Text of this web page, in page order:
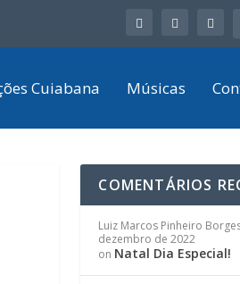
Cuiabana Músicas
COMENTÁRIOS
Luiz Marcos Pinheiro
dezembro de 2022
on Natal Dia Especial!